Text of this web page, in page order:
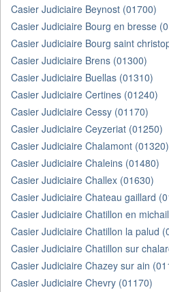
Casier Judiciaire Beynost (01700)
Casier Judiciaire Bourg en bresse
Casier Judiciaire Bourg saint
Casier Judiciaire Brens (01300)
Casier Judiciaire Buellas (01310)
Casier Judiciaire Certines (01240)
Casier Judiciaire Cessy (01170)
Casier Judiciaire Ceyzeriat (01250)
Casier Judiciaire Chalamont (01320)
Casier Judiciaire Chaleins (01480)
Casier Judiciaire Challex (01630)
Casier Judiciaire Chateau gaillard
Casier Judiciaire Chatillon en
Casier Judiciaire Chatillon la palud
Casier Judiciaire Chatillon sur
Casier Judiciaire Chazey sur ain
Casier Judiciaire Chevry (01170)